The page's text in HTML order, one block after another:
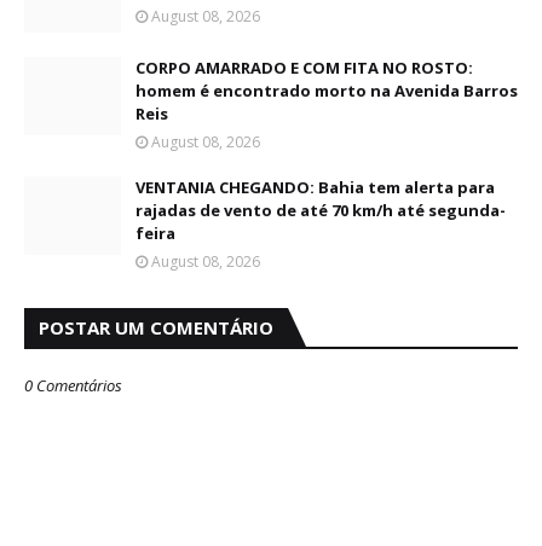
August 08, 2026
CORPO AMARRADO E COM FITA NO ROSTO:
homem é encontrado morto na Avenida Barros
Reis
August 08, 2026
VENTANIA CHEGANDO: Bahia tem alerta para
rajadas de vento de até 70 km/h até segunda-
feira
August 08, 2026
POSTAR UM COMENTÁRIO
0 Comentários